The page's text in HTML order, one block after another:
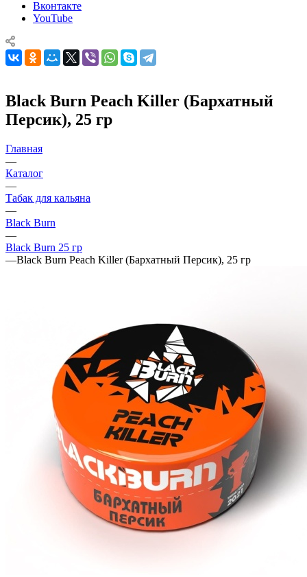
Вконтакте
YouTube
Black Burn Peach Killer (Бархатный
Персик), 25 гр
Главная
—
Каталог
—
Табак для кальяна
—
Black Burn
—
Black Burn 25 гр
—Black Burn Peach Killer (Бархатный Персик), 25 гр